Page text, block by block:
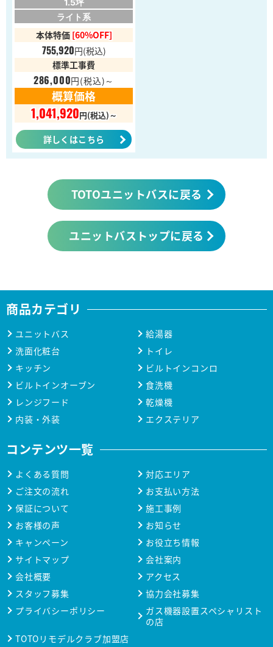
1.5坪
ライト系
本体特価 [60%OFF]
755,920円(税込)
標準工事費
286,000円(税込)～
概算価格
1,041,920円(税込)～
詳しくはこちら
TOTOユニットバスに戻る
ユニットバストップに戻る
商品カテゴリ
ユニットバス
給湯器
洗面化粧台
トイレ
キッチン
ビルトインコンロ
ビルトインオーブン
食洗機
レンジフード
乾燥機
内装・外装
エクステリア
コンテンツ一覧
よくある質問
対応エリア
ご注文の流れ
お支払い方法
保証について
施工事例
お客様の声
お知らせ
キャンペーン
お役立ち情報
サイトマップ
会社案内
会社概要
アクセス
スタッフ募集
協力会社募集
プライバシーポリシー
ガス機器設置スペシャリスト
の店
TOTOリモデルクラブ加盟店